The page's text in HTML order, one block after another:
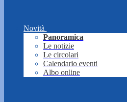
Novità
Panoramica
Le notizie
Le circolari
Calendario eventi
Albo online